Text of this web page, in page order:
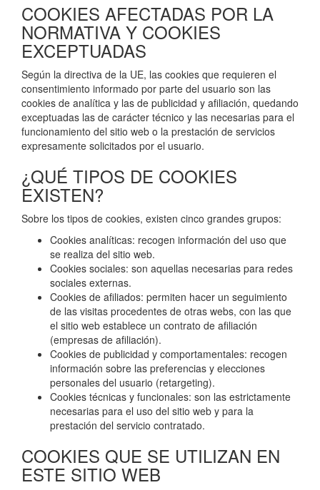
COOKIES AFECTADAS POR LA
NORMATIVA Y COOKIES
EXCEPTUADAS
Según la directiva de la UE, las cookies que requieren el
consentimiento informado por parte del usuario son las
cookies de analítica y las de publicidad y afiliación, quedando
exceptuadas las de carácter técnico y las necesarias para el
funcionamiento del sitio web o la prestación de servicios
expresamente solicitados por el usuario.
¿QUÉ TIPOS DE COOKIES
EXISTEN?
Sobre los tipos de cookies, existen cinco grandes grupos:
Cookies analíticas: recogen información del uso que
se realiza del sitio web.
Cookies sociales: son aquellas necesarias para redes
sociales externas.
Cookies de afiliados: permiten hacer un seguimiento
de las visitas procedentes de otras webs, con las que
el sitio web establece un contrato de afiliación
(empresas de afiliación).
Cookies de publicidad y comportamentales: recogen
información sobre las preferencias y elecciones
personales del usuario (retargeting).
Cookies técnicas y funcionales: son las estrictamente
necesarias para el uso del sitio web y para la
prestación del servicio contratado.
COOKIES QUE SE UTILIZAN EN
ESTE SITIO WEB